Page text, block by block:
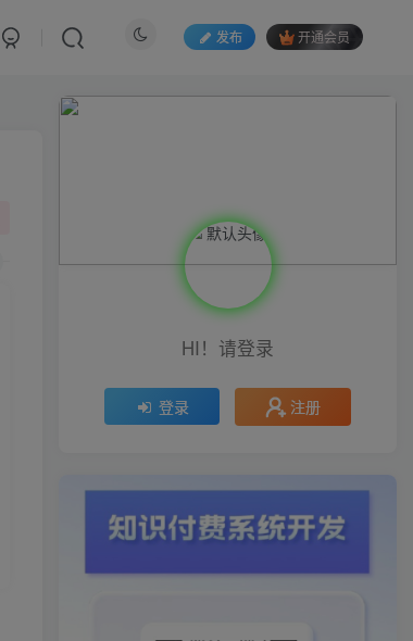
发布 开通会员
HI！请登录
登录 注册